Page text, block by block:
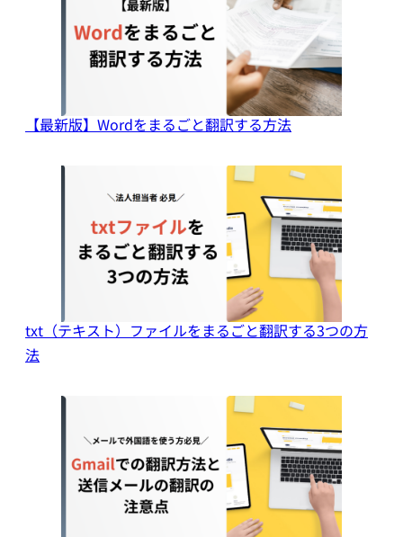
【最新版】Wordをまるごと翻訳する方法
txt（テキスト）ファイルをまるごと翻訳する3つの方
法